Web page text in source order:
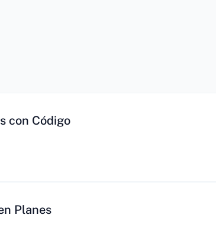
con Código
Planes